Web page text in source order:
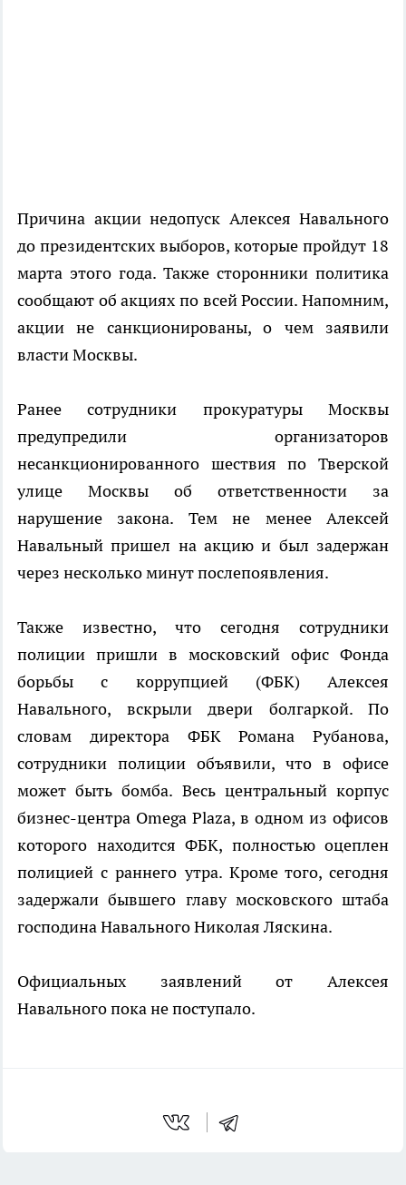
Причина акции недопуск Алексея Навального
до президентских выборов, которые пройдут 18
марта этого года. Также сторонники политика
сообщают об акциях по всей России. Напомним,
акции не санкционированы, о чем заявили
власти Москвы.
Ранее сотрудники прокуратуры Москвы
предупредили организаторов
несанкционированного шествия по Тверской
улице Москвы об ответственности за
нарушение закона. Тем не менее Алексей
Навальный пришел на акцию и был задержан
через несколько минут послепоявления.
Также известно, что сегодня сотрудники
полиции пришли в московский офис Фонда
борьбы с коррупцией (ФБК) Алексея
Навального, вскрыли двери болгаркой. По
словам директора ФБК Романа Рубанова,
сотрудники полиции объявили, что в офисе
может быть бомба. Весь центральный корпус
бизнес-центра Omega Plaza, в одном из офисов
которого находится ФБК, полностью оцеплен
полицией с раннего утра. Кроме того, сегодня
задержали бывшего главу московского штаба
господина Навального Николая Ляскина.
Официальных заявлений от Алексея
Навального пока не поступало.